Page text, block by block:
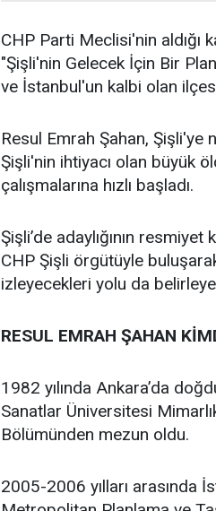
CHP Parti Meclisi'nin aldığı
"Şişli'nin Gelecek İçin Bir
ve İstanbul'un kalbi olan
Resul Emrah Şahan, Şişli'ye
Şişli'nin ihtiyacı olan büyük
çalışmalarına hızlı başladı.
Şişli’de adaylığının resmiyet
CHP Şişli örgütüyle
izleyecekleri yolu da
RESUL EMRAH ŞAHAN
1982 yılında Ankara’da
Sanatlar Üniversitesi
Bölümünden mezun oldu.
2005-2006 yılları arasında